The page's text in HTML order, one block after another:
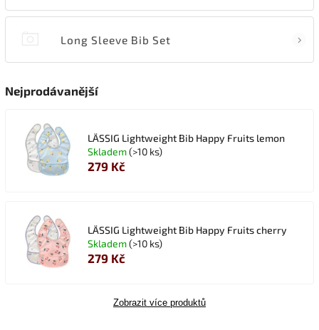
Long Sleeve Bib Set
Nejprodávanější
LÄSSIG Lightweight Bib Happy Fruits lemon
Skladem(>10 ks)
279 Kč
LÄSSIG Lightweight Bib Happy Fruits cherry
Skladem(>10 ks)
279 Kč
Zobrazit více produktů